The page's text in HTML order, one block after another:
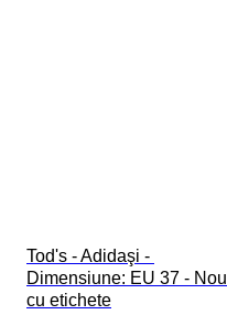
Tod's - Adidaşi -
Dimensiune: EU 37 - Nou
cu etichete